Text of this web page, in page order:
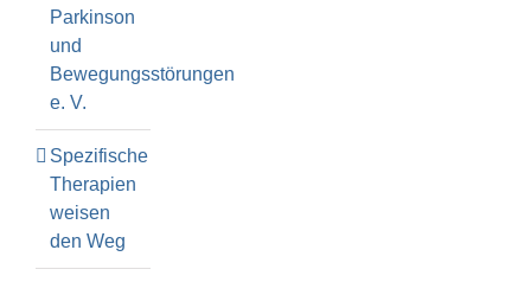
Parkinson
und
Bewegungsstörungen
e. V.
Spezifische
Therapien
weisen
den Weg